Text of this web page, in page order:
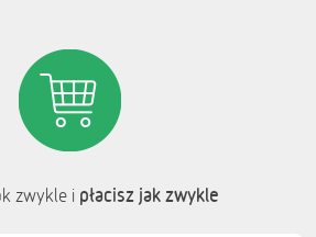
zwykle i płacisz jak zwykle